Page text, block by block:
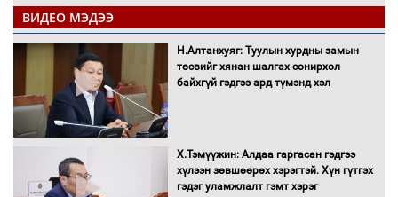
С.Амарсайхан: Иргэдийг хохироосон
ААН-ийн нуугтмал хөрөнгийг
битүүмжлэнэ
Н.Номтойбаяр: Аймгуудад тулгамдаж
буй асуудлуудыг Засгийн газрын
хуралдаанд танилцуулж,
ВИДЕО МЭДЭЭ
Н.Алтанхуяг: Туулын хурдны замын
төсвийг хянан шалгах сонирхол
байхгүй гэдгээ ард түмэнд хэл
Х.Тэмүүжин: Алдаа гаргасан гэдгээ
хүлээн зөвшөөрөх хэрэгтэй. Хүн гүтгэх
гэдэг уламжлалт гэмт хэрэг